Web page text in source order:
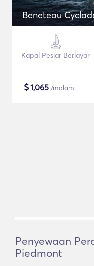
Beneteau
Kapal Pesiar Berlayar
$1,065 /malam
Penyewaan
Piedmont